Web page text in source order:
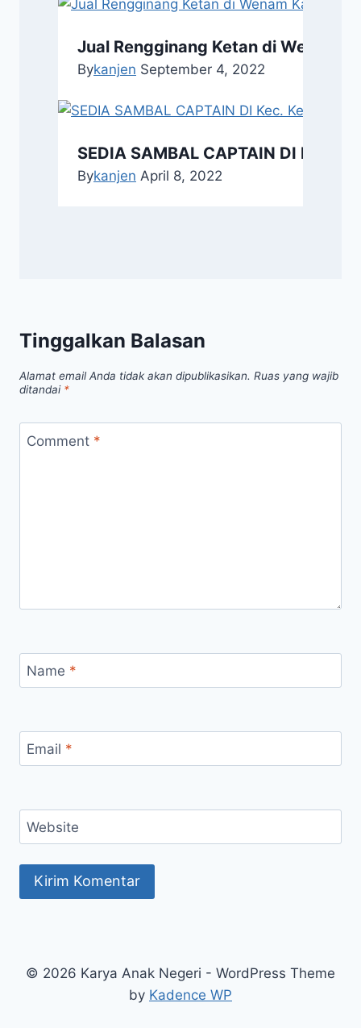
Jual Rengginang Ketan di Wenam
Bykanjen September 4, 2022
SEDIA SAMBAL CAPTAIN DI Kec.
Bykanjen April 8, 2022
Tinggalkan Balasan
Alamat email Anda tidak akan dipublikasikan. Ruas yang wajib
ditandai *
Comment *
Name *
Email *
Website
© 2026 Karya Anak Negeri - WordPress Theme
by Kadence WP